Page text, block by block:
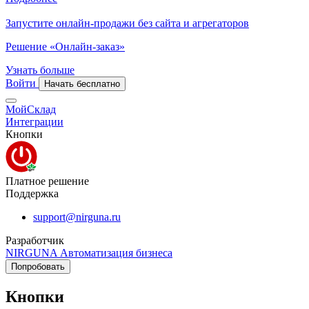
Запустите онлайн-продажи без сайта и агрегаторов
Решение «Онлайн-заказ»
Узнать больше
Войти
Начать бесплатно
МойСклад
Интеграции
Кнопки
Платное решение
Поддержка
support@nirguna.ru
Разработчик
NIRGUNA Автоматизация бизнеса
Попробовать
Кнопки